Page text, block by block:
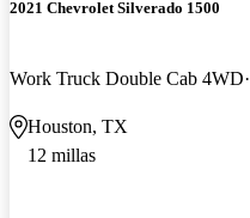
2021 Chevrolet Silverado 1500
Work Truck Double Cab 4WD
Houston, TX
12 millas